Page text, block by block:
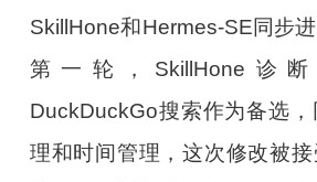
SkillHone和Hermes-SE同步进
第一轮，SkillHone诊
DuckDuckGo搜索作为备选
理和时间管理，这次修改被